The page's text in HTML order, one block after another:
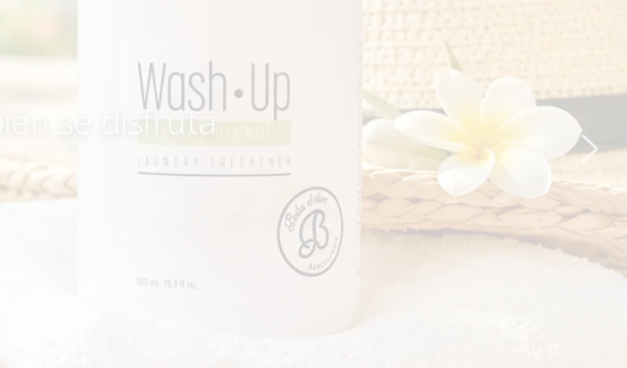
se disfruta